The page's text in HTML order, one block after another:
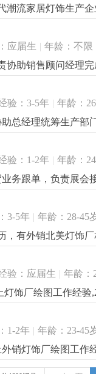
潮流家居灯饰生产
饰的生产工艺，管
应届生 | 年龄：不限
协助销售顾问经理
中及以上学历，专
良好的团体合作能力
验：3-5年 | 年龄：
助总经理统筹生产部
离职、考勤核算、
协调各部门沟通，
会电脑基础操作；3.
验：1-2年 | 年龄：
务跟单，负责展会
岗位待遇：单休，6-
3-5年 | 年龄：28-45
，有外销北美灯饰
验：应届生 | 年龄：
饰厂绘图工作经验
1-2年 | 年龄：23-45
销灯饰厂绘图工作